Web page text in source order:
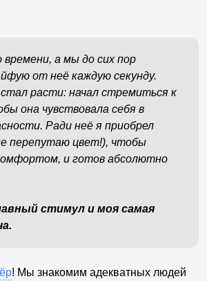
а мы до сих пор
от неё каждую секунду.
расти: начал стремиться к
она чувствовала себя в
Ради неё я приобрел
перепутаю цвет!), чтобы
и готов абсолютно
стимул и моя самая
! Мы знакомим адекватных людей